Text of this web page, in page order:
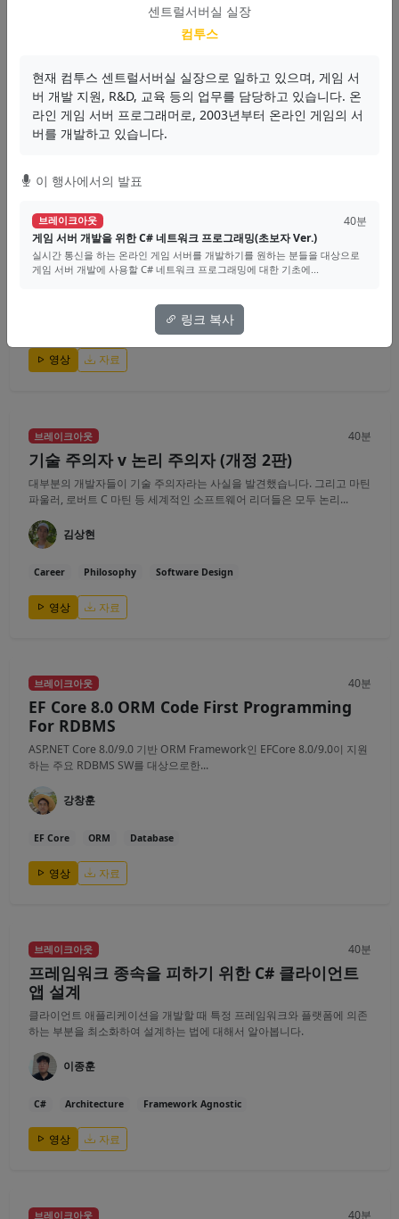
으로 게임 서버 개발에 사용할 C# 네트워크 프로그래밍에 대한 기초에...
Game Server Network C#
영상 자료
브레이크아웃
.NET+Node.js: 괴롭지만 함께라면 행복할거야
마이크로소프트의 node-api-dotnet를 소개합니다. Node.js의 구조와 장
단점, Node.js의 단점을 보완해줄...
영상 자료
브레이크아웃 40분
기술 주의자 v 논리 주의자 (개정 2판)
대부분의 개발자들이 기술 주의자라는 사실을 발견했습니다. 그리고 마틴
파울러, 로버트 C 마틴 등 세계적인 소프트웨어 리더들은 모두 논리...
김상현
Career Philosophy Software Design
영상 자료
브레이크아웃 40분
EF Core 8.0 ORM Code First Programming
For RDBMS
ASP.NET Core 8.0/9.0 기반 ORM Framework인 EFCore 8.0/9.0이 지원
하는 주요 RDBMS SW를 대상으로한...
강창훈
EF Core ORM Database
영상 자료
브레이크아웃 40분
프레임워크 종속을 피하기 위한 C# 클라이언트
앱 설계
클라이언트 애플리케이션을 개발할 때 특정 프레임워크와 플랫폼에 의존
하는 부분을 최소화하여 설계하는 법에 대해서 알아봅니다.
이종훈
C# Architecture Framework Agnostic
영상 자료
브레이크아웃 40분
센트럴서버실 실장
컴투스
현재 컴투스 센트럴서버실 실장으로 일하고 있으며, 게임 서
버 개발 지원, R&D, 교육 등의 업무를 담당하고 있습니다. 온
라인 게임 서버 프로그래머로, 2003년부터 온라인 게임의 서
버를 개발하고 있습니다.
이 행사에서의 발표
브레이크아웃
40분
게임 서버 개발을 위한 C# 네트워크 프로그래밍(초보자 Ver.)
실시간 통신을 하는 온라인 게임 서버를 개발하기를 원하는 분들을 대상으로
게임 서버 개발에 사용할 C# 네트워크 프로그래밍에 대한 기초에...
링크 복사